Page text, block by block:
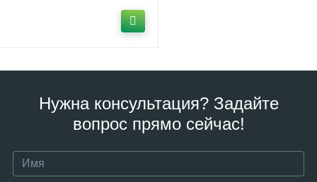
Нужна консультация? Задайте
вопрос прямо сейчас!